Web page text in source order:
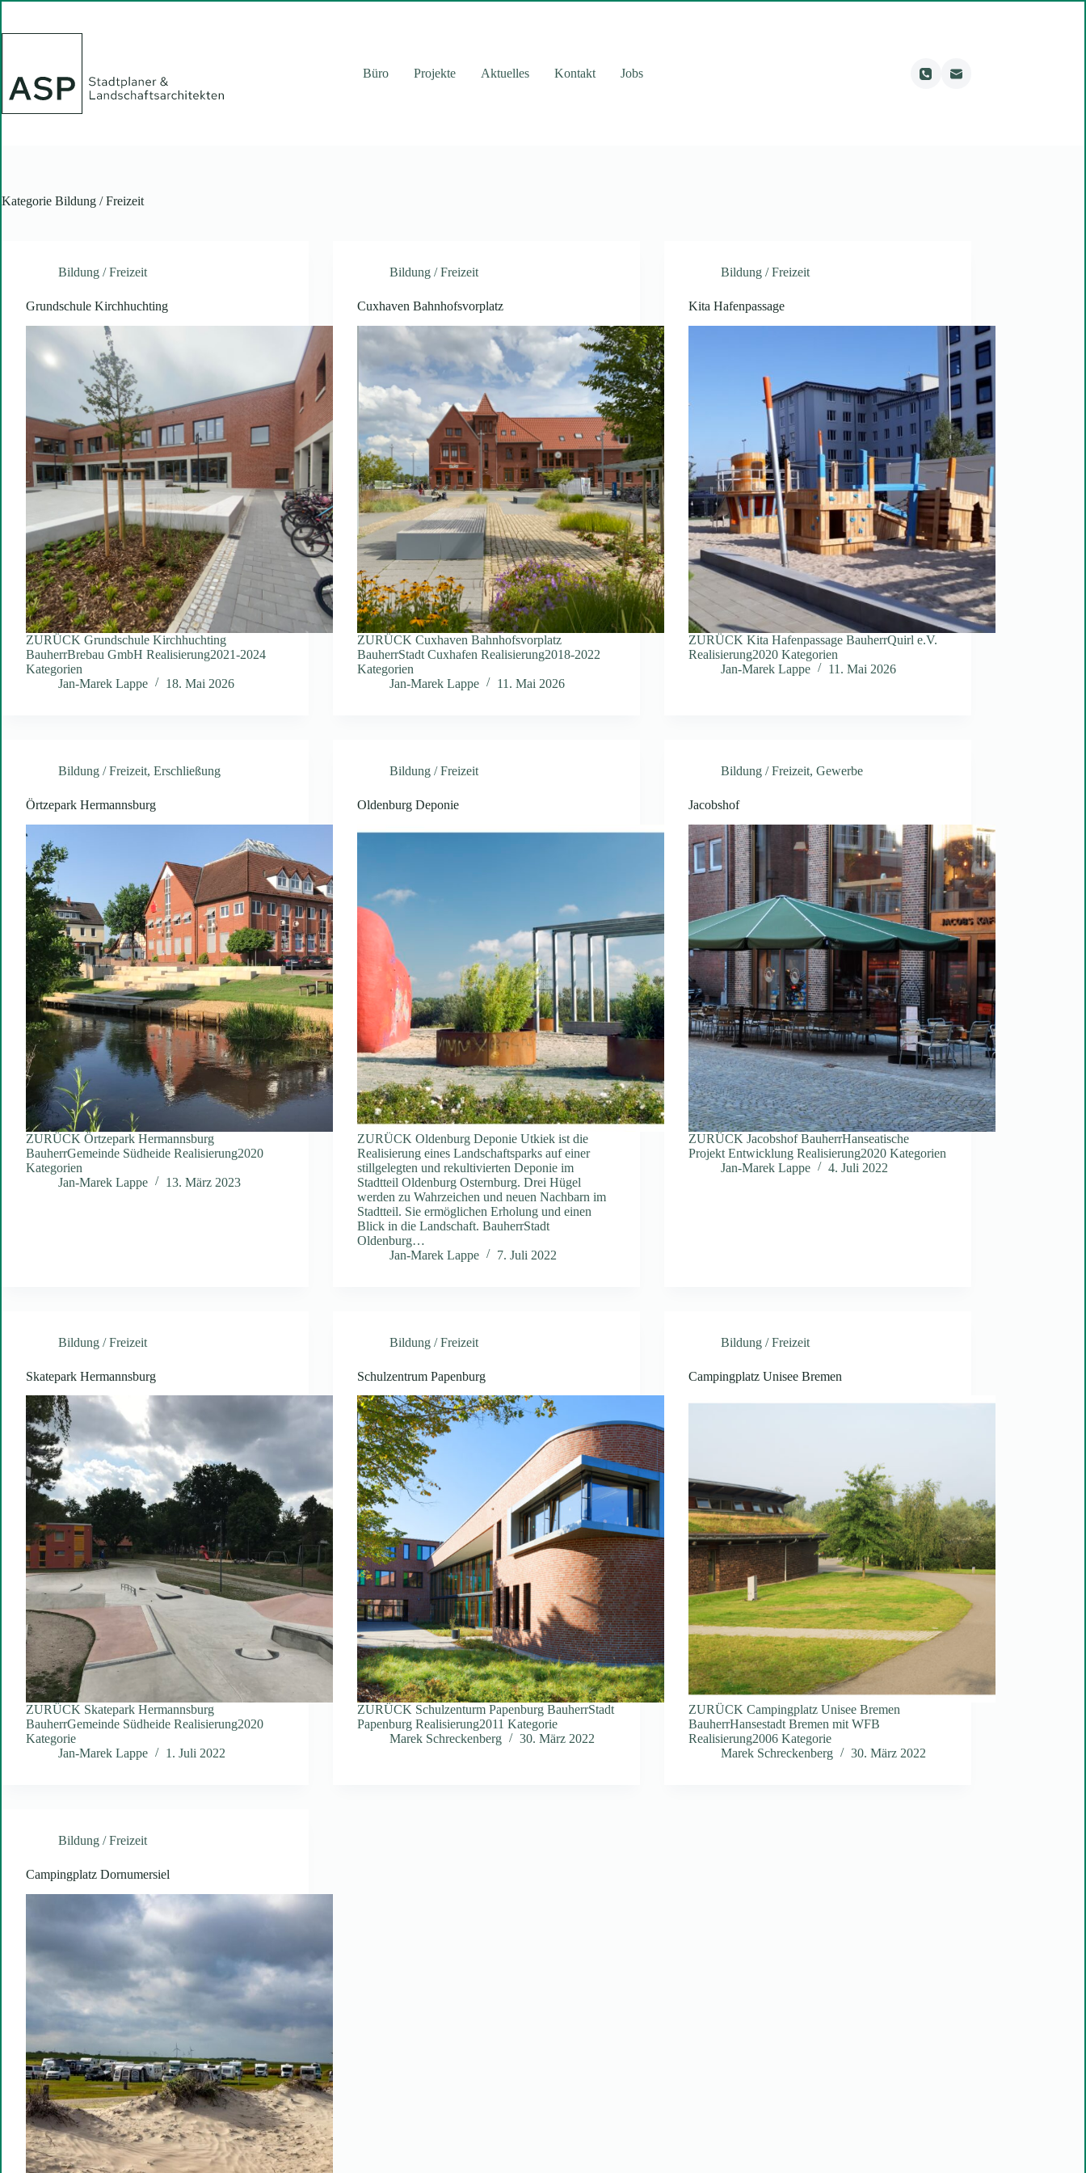
springen
Büro Projekte Aktuelles Kontakt Jobs
Kategorie Bildung / Freizeit
Bildung / Freizeit
Grundschule Kirchhuchting
ZURÜCK Grundschule Kirchhuchting
BauherrBrebau GmbH Realisierung2021-2024
Kategorien
Jan-Marek Lappe
18. Mai 2026
Bildung / Freizeit
Cuxhaven Bahnhofsvorplatz
ZURÜCK Cuxhaven Bahnhofsvorplatz
BauherrStadt Cuxhafen Realisierung2018-2022
Kategorien
Jan-Marek Lappe
11. Mai 2026
Bildung / Freizeit
Kita Hafenpassage
ZURÜCK Kita Hafenpassage BauherrQuirl e.V.
Realisierung2020 Kategorien
Jan-Marek Lappe
11. Mai 2026
Bildung / Freizeit, Erschließung
Örtzepark Hermannsburg
ZURÜCK Örtzepark Hermannsburg
BauherrGemeinde Südheide Realisierung2020
Kategorien
Jan-Marek Lappe
13. März 2023
Bildung / Freizeit
Oldenburg Deponie
ZURÜCK Oldenburg Deponie Utkiek ist die
Realisierung eines Landschaftsparks auf einer
stillgelegten und rekultivierten Deponie im
Stadtteil Oldenburg Osternburg. Drei Hügel
werden zu Wahrzeichen und neuen Nachbarn im
Stadtteil. Sie ermöglichen Erholung und einen
Blick in die Landschaft. BauherrStadt
Oldenburg…
Jan-Marek Lappe
7. Juli 2022
Bildung / Freizeit, Gewerbe
Jacobshof
ZURÜCK Jacobshof BauherrHanseatische
Projekt Entwicklung Realisierung2020 Kategorien
Jan-Marek Lappe
4. Juli 2022
Bildung / Freizeit
Skatepark Hermannsburg
ZURÜCK Skatepark Hermannsburg
BauherrGemeinde Südheide Realisierung2020
Kategorie
Jan-Marek Lappe
1. Juli 2022
Bildung / Freizeit
Schulzentrum Papenburg
ZURÜCK Schulzenturm Papenburg BauherrStadt
Papenburg Realisierung2011 Kategorie
Marek Schreckenberg
30. März 2022
Bildung / Freizeit
Campingplatz Unisee Bremen
ZURÜCK Campingplatz Unisee Bremen
BauherrHansestadt Bremen mit WFB
Realisierung2006 Kategorie
Marek Schreckenberg
30. März 2022
Bildung / Freizeit
Campingplatz Dornumersiel